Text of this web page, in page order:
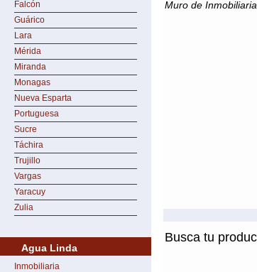
Falcón
Guárico
Lara
Mérida
Miranda
Monagas
Nueva Esparta
Portuguesa
Sucre
Táchira
Trujillo
Vargas
Yaracuy
Zulia
Agua Linda
Inmobiliaria
Muro de
Busca tu